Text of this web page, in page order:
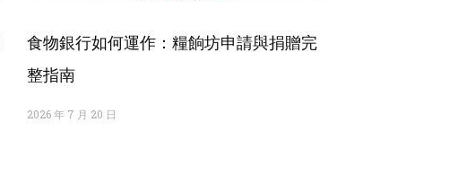
食物銀行如何運作：糧餉坊申請與捐贈完
整指南
2026 年 7 月 20 日